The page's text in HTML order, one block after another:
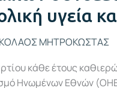
υγεία
ΜΗΤΡΟΚΩΣΤΑΣ
κάθε έτους
Ηνωμένων Εθνών